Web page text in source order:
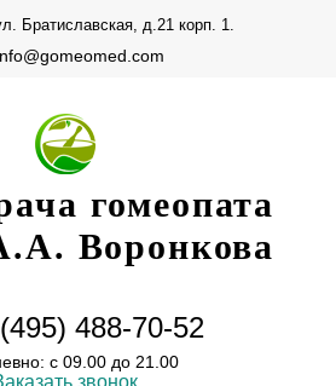
Братиславская, д.21 корп. 1.
гомеопата
Воронкова
488-70-52
с 09.00 до 21.00
звонок